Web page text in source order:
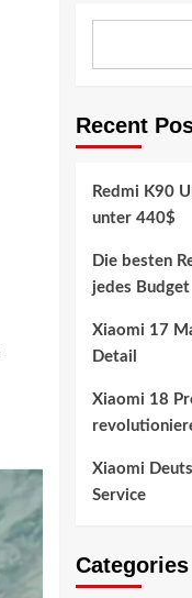
Recent
Redmi K90
unter 440$
Die besten
jedes Budget
Xiaomi 17
Detail
Xiaomi 18
Xiaomi
Service
Categories